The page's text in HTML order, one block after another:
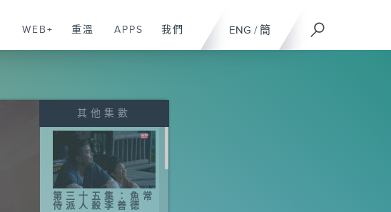
ENG / 簡
WEB+ 重溫 APPS 我們
其他集數
第三十五集：魚常
侍派人殺李善德